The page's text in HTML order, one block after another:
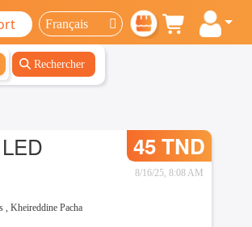
Rechercher
45 TND
8/16/25, 8:08 AM
,Kheireddine Pacha